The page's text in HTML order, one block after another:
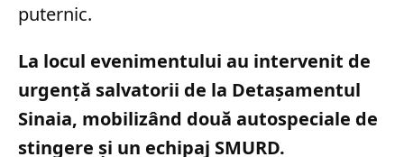
puternic.
La locul evenimentului au intervenit de
urgență salvatorii de la Detașamentul
Sinaia, mobilizând două autospeciale de
stingere și un echipaj SMURD.